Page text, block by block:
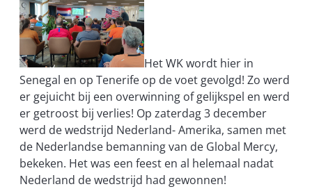
HetWK wordt hier in
Senegal en op Tenerife op de voet gevolgd! Zo werd
er gejuicht bij een overwinning of gelijkspel en werd
er getroost bij verlies! Op zaterdag 3 december
werd de wedstrijd Nederland- Amerika, samen met
de Nederlandse bemanning van de Global Mercy,
bekeken. Het was een feest en al helemaal nadat
Nederland de wedstrijd had gewonnen!